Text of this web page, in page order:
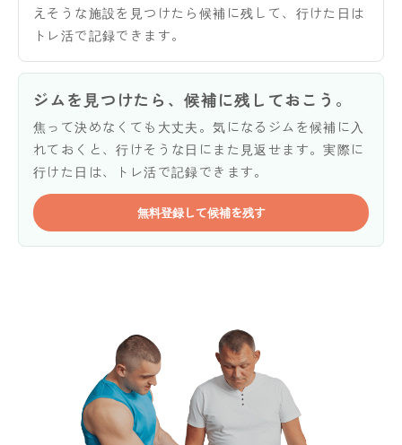
えそうな施設を見つけたら候補に残して、行けた日は
トレ活で記録できます。
ジムを見つけたら、候補に残しておこう。
焦って決めなくても大丈夫。気になるジムを候補に入
れておくと、行けそうな日にまた見返せます。実際に
行けた日は、トレ活で記録できます。
無料登録して候補を残す